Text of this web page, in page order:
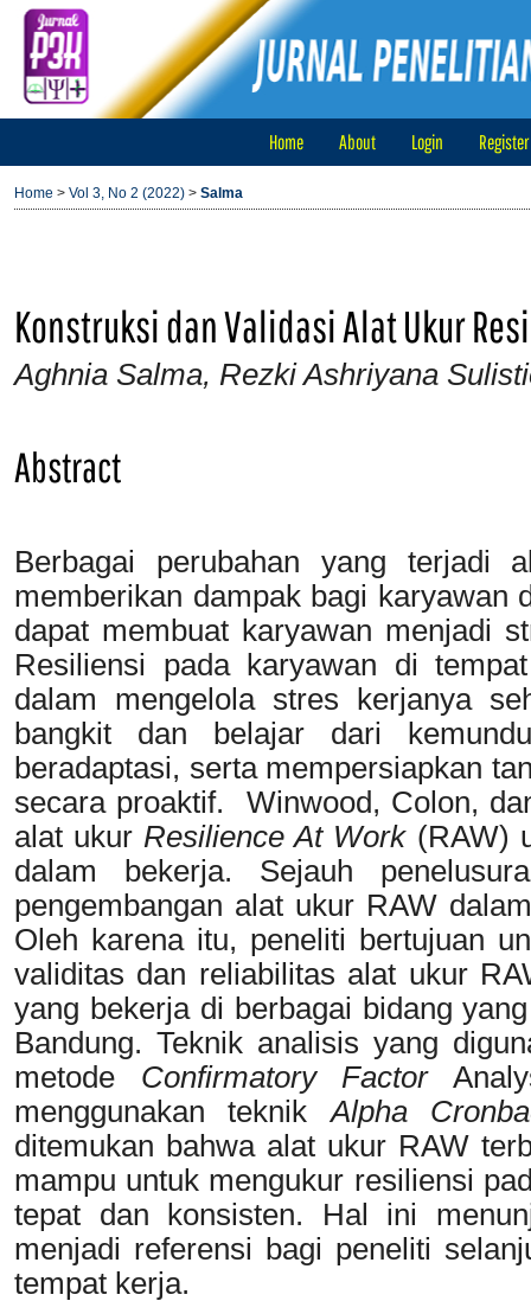
Home About Login Register
Home > Vol 3, No 2 (2022) > Salma
Konstruksi dan Validasi Alat Ukur
Aghnia Salma, Rezki Ashriyana
Abstract
Berbagai perubahan yang terjadi
memberikan dampak bagi karyawan
dapat membuat karyawan menjadi
Resiliensi pada karyawan di
dalam mengelola stres kerjanya
bangkit dan belajar dari
beradaptasi, serta mempersiapkan
secara proaktif. Winwood, Colon,
alat ukur Resilience At Work (RAW)
dalam bekerja. Sejauh
pengembangan alat ukur RAW
Oleh karena itu, peneliti bertujuan
validitas dan reliabilitas alat ukur
yang bekerja di berbagai bidang
Bandung. Teknik analisis yang
metode Confirmatory Factor
menggunakan teknik Alpha
ditemukan bahwa alat ukur RAW
mampu untuk mengukur resiliensi
tepat dan konsisten. Hal ini
menjadi referensi bagi peneliti
tempat kerja.